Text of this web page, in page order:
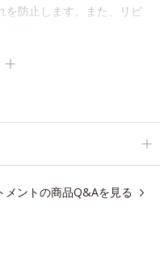
を防止します。また、リピ
メントの商品Q&Aを見る